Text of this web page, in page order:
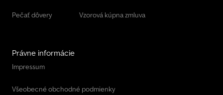
Pečať dôvery Vzorová kúpna zmluva
Právne informácie
Impressum
Všeobecné obchodné podmienky